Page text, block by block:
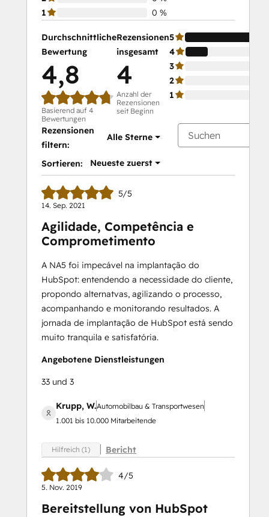
1
0 %
Durchschnittliche
Bewertung
4,8
Basierend auf 4
Bewertungen
Rezensionen
insgesamt
4
Anzahl der
Rezensionen
seit Beginn
5
4
3
2
1
Rezensionen
filtern:
Alle Sterne
Sortieren: Neueste zuerst
5/5
14. Sep. 2021
Agilidade, Competência e
Comprometimento
A NA5 foi impecável na implantação do
HubSpot: entendendo a necessidade do cliente,
propondo alternatvas, agilizando o processo,
acompanhando e monitorando resultados. A
jornada de implantação de HubSpot está sendo
muito tranquila e satisfatória.
Angebotene Dienstleistungen
33 und 3
Krupp, W.Automobilbau & Transportwesen
1.001 bis 10.000 Mitarbeitende
Hilfreich (1) Bericht
4/5
5. Nov. 2019
Bereitstellung von HubSpot